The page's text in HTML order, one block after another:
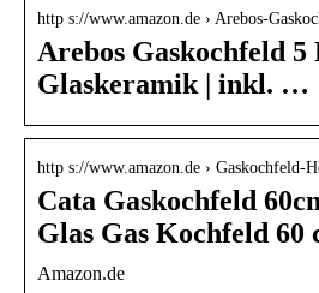
http s://www.amazon.de › Arebos-
Arebos Gaskochfeld 5
Glaskeramik | inkl. …
http s://www.amazon.de › Gaskochfeld-
Cata Gaskochfeld
Glas Gas Kochfeld
Amazon.de